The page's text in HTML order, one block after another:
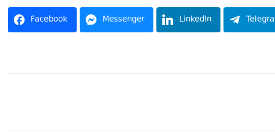
Facebook Messenger LinkedIn